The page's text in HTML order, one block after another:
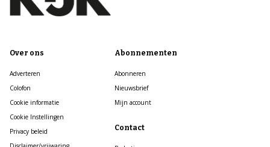
Over ons
Adverteren
Colofon
Cookie informatie
Cookie Instellingen
Privacy beleid
Abonnementen
Abonneren
Nieuwsbrief
Mijn account
Contact